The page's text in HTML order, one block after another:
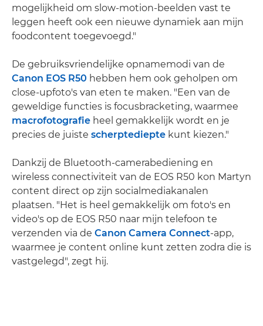
mogelijkheid om slow-motion-beelden vast te
leggen heeft ook een nieuwe dynamiek aan mijn
foodcontent toegevoegd."
De gebruiksvriendelijke opnamemodi van de
Canon EOS R50 hebben hem ook geholpen om
close-upfoto's van eten te maken. "Een van de
geweldige functies is focusbracketing, waarmee
macrofotografie heel gemakkelijk wordt en je
precies de juiste scherptediepte kunt kiezen."
Dankzij de Bluetooth-camerabediening en
wireless connectiviteit van de EOS R50 kon Martyn
content direct op zijn socialmediakanalen
plaatsen. "Het is heel gemakkelijk om foto's en
video's op de EOS R50 naar mijn telefoon te
verzenden via de Canon Camera Connect-app,
waarmee je content online kunt zetten zodra die is
vastgelegd", zegt hij.